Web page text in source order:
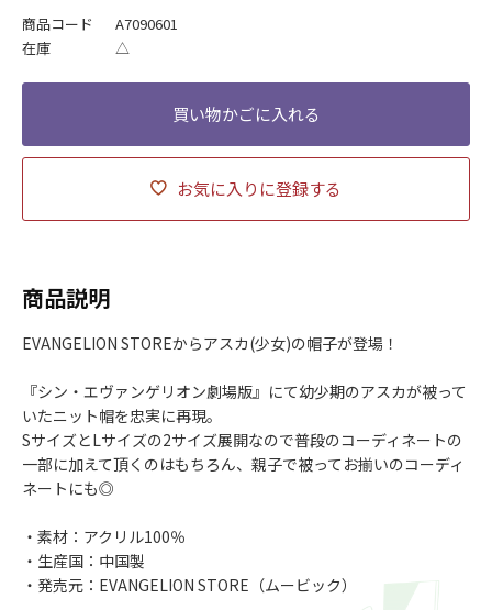
商品コード
A7090601
在庫
△
お気に入りに登録する
商品説明
EVANGELION STOREからアスカ(少女)の帽子が登場！
『シン・エヴァンゲリオン劇場版』にて幼少期のアスカが被って
いたニット帽を忠実に再現。
SサイズとLサイズの2サイズ展開なので普段のコーディネートの
一部に加えて頂くのはもちろん、親子で被ってお揃いのコーディ
ネートにも◎
・素材：アクリル100％
・生産国：中国製
・発売元：EVANGELION STORE（ムービック）